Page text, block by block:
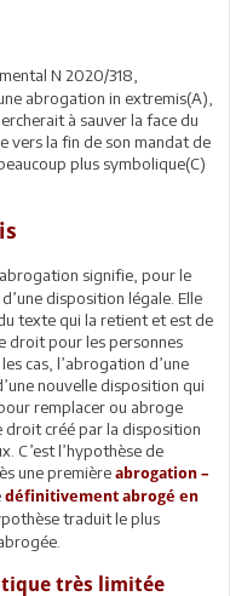
N 2020/318,
abrogation in extremis(A),
à sauver la face du
vers la fin de son mandat de
plus symbolique(C)
signifie, pour le
disposition légale. Elle
texte qui la retient et est de
droit pour les personnes
cas, l’abrogation d’une
nouvelle disposition qui
remplacer ou abroge
créé par la disposition
C’est l’hypothèse de
une première abrogation –
définitivement abrogé en
traduit le plus
très limitée